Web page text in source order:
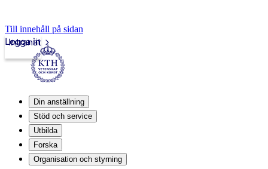
Till innehåll på sidan
Intranät
Logga in
Din anställning
Stöd och service
Utbilda
Forska
Organisation och styrning